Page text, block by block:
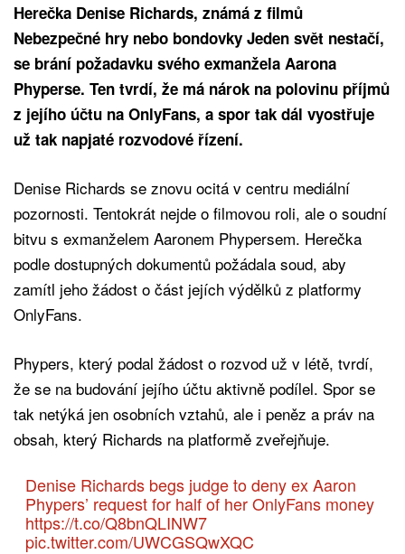
Herečka Denise Richards, známá z filmů
Nebezpečné hry nebo bondovky Jeden svět nestačí,
se brání požadavku svého exmanžela Aarona
Phyperse. Ten tvrdí, že má nárok na polovinu příjmů
z jejího účtu na OnlyFans, a spor tak dál vyostřuje
už tak napjaté rozvodové řízení.
Denise Richards se znovu ocitá v centru mediální
pozornosti. Tentokrát nejde o filmovou roli, ale o soudní
bitvu s exmanželem Aaronem Phypersem. Herečka
podle dostupných dokumentů požádala soud, aby
zamítl jeho žádost o část jejích výdělků z platformy
OnlyFans.
Phypers, který podal žádost o rozvod už v létě, tvrdí,
že se na budování jejího účtu aktivně podílel. Spor se
tak netýká jen osobních vztahů, ale i peněz a práv na
obsah, který Richards na platformě zveřejňuje.
Denise Richards begs judge to deny ex Aaron
Phypers’ request for half of her OnlyFans money
https://t.co/Q8bnQLINW7
pic.twitter.com/UWCGSQwXQC